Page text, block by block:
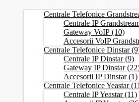
Centrale Telefonice
Centrale IP
Gateway VoIP (10)
Accesorii VoIP
Centrale Telefonice Dinstar
Centrale IP Dinstar(9)
Gateway IP Dinstar
Accesorii IP Dinstar(1)
Centrale Telefonice Yeastar
Centrale IP Yeastar(11)